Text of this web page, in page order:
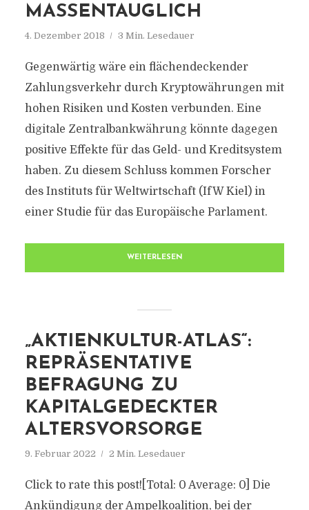
MASSENTAUGLICH
4. Dezember 2018 3 Min. Lesedauer
Gegenwärtig wäre ein flächendeckender
Zahlungsverkehr durch Kryptowährungen mit
hohen Risiken und Kosten verbunden. Eine
digitale Zentralbankwährung könnte dagegen
positive Effekte für das Geld- und Kreditsystem
haben. Zu diesem Schluss kommen Forscher
des Instituts für Weltwirtschaft (IfW Kiel) in
einer Studie für das Europäische Parlament.
WEITERLESEN
„AKTIENKULTUR-ATLAS“:
REPRÄSENTATIVE
BEFRAGUNG ZU
KAPITALGEDECKTER
ALTERSVORSORGE
9. Februar 2022 2 Min. Lesedauer
Click to rate this post![Total: 0 Average: 0] Die
Ankündigung der Ampelkoalition, bei der